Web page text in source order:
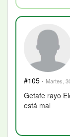
#105 · Martes,
Getafe rayo
está mal